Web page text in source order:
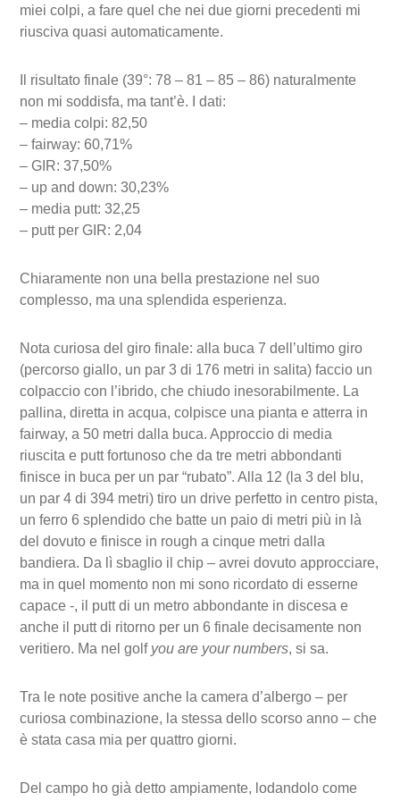
miei colpi, a fare quel che nei due giorni precedenti mi
riusciva quasi automaticamente.
Il risultato finale (39°: 78 – 81 – 85 – 86) naturalmente
non mi soddisfa, ma tant’è. I dati:
– media colpi: 82,50
– fairway: 60,71%
– GIR: 37,50%
– up and down: 30,23%
– media putt: 32,25
– putt per GIR: 2,04
Chiaramente non una bella prestazione nel suo
complesso, ma una splendida esperienza.
Nota curiosa del giro finale: alla buca 7 dell’ultimo giro
(percorso giallo, un par 3 di 176 metri in salita) faccio un
colpaccio con l’ibrido, che chiudo inesorabilmente. La
pallina, diretta in acqua, colpisce una pianta e atterra in
fairway, a 50 metri dalla buca. Approccio di media
riuscita e putt fortunoso che da tre metri abbondanti
finisce in buca per un par “rubato”. Alla 12 (la 3 del blu,
un par 4 di 394 metri) tiro un drive perfetto in centro pista,
un ferro 6 splendido che batte un paio di metri più in là
del dovuto e finisce in rough a cinque metri dalla
bandiera. Da lì sbaglio il chip – avrei dovuto approcciare,
ma in quel momento non mi sono ricordato di esserne
capace -, il putt di un metro abbondante in discesa e
anche il putt di ritorno per un 6 finale decisamente non
veritiero. Ma nel golf you are your numbers, si sa.
Tra le note positive anche la camera d’albergo – per
curiosa combinazione, la stessa dello scorso anno – che
è stata casa mia per quattro giorni.
Del campo ho già detto ampiamente, lodandolo come